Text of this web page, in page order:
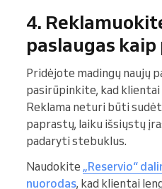
4.
paslaugas
Pridėjote madingų naujų
pasirūpinkite, kad klientai
Reklama neturi būti
paprastų, laiku išsiųstų
padaryti stebuklus.
Naudokite „Reservio“
nuorodas, kad klientai